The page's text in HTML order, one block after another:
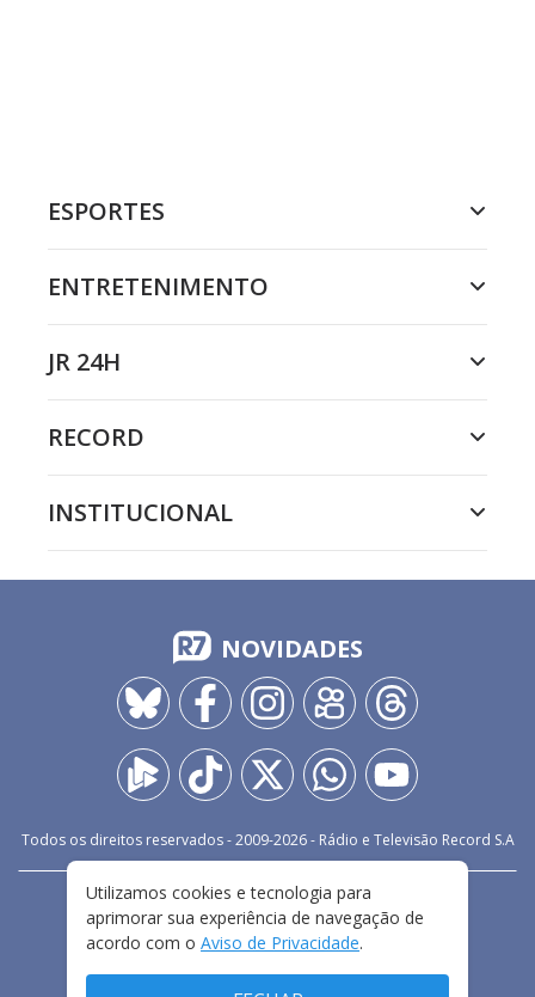
ESPORTES
ENTRETENIMENTO
JR 24H
RECORD
INSTITUCIONAL
NOVIDADES
Todos os direitos reservados - 2009-2026- Rádio e Televisão Record S.A
FALE CONOSCO
PRIVACIDADE
TERMOS E CONDIÇÕES DE USO
Utilizamos cookies e tecnologia para
aprimorar sua experiência de navegação de
acordo com o Aviso de Privacidade.